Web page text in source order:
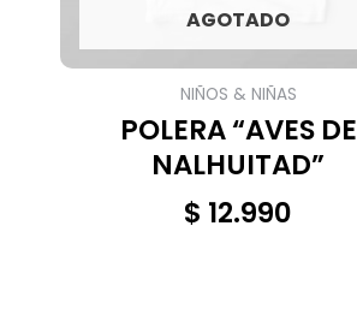
AGOTADO
NIÑOS & NIÑAS
POLERA “AVES DE
NALHUITAD”
$ 12.990